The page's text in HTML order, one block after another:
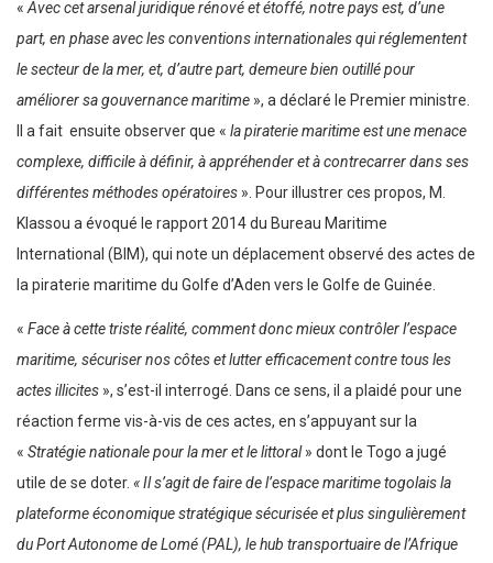
«Avec cet arsenal juridique rénové et étoffé, notre pays est, d’une
part, en phase avec les conventions internationales qui réglementent
le secteur de la mer, et, d’autre part, demeure bien outillé pour
améliorer sa gouvernance maritime », a déclaré le Premier ministre.
Il a fait ensuite observer que « la piraterie maritime est une menace
complexe, difficile à définir, à appréhender et à contrecarrer dans ses
différentes méthodes opératoires ». Pour illustrer ces propos, M.
Klassou a évoqué le rapport 2014 du Bureau Maritime
International (BIM), qui note un déplacement observé des actes de
la piraterie maritime du Golfe d’Aden vers le Golfe de Guinée.
« Face à cette triste réalité, comment donc mieux contrôler l’espace
maritime, sécuriser nos côtes et lutter efficacement contre tous les
actes illicites », s’est-il interrogé. Dans ce sens, il a plaidé pour une
réaction ferme vis-à-vis de ces actes, en s’appuyant sur la
« Stratégie nationale pour la mer et le littoral» dont le Togo a jugé
utile de se doter. « Il s’agit de faire de l’espace maritime togolais la
plateforme économique stratégique sécurisée et plus singulièrement
du Port Autonome de Lomé (PAL), le hub transportuaire de l’Afrique